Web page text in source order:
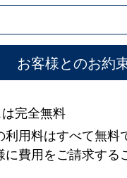
お客様とのお約
完全無料
利用料はすべて無料
に費用をご請求する